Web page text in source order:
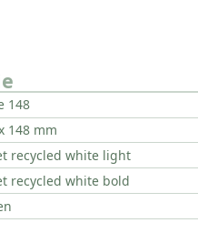
148
148 mm
recycled white light
recycled white bold